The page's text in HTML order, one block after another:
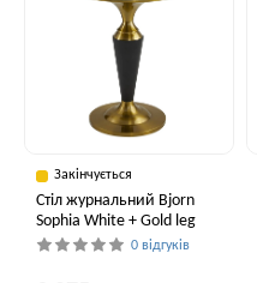
Закінчується
Стіл журнальний Bjorn
Sophia White + Gold leg
0 відгуків